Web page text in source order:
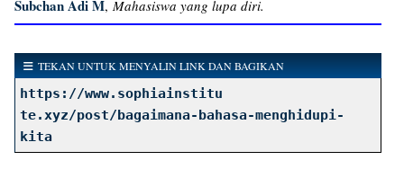
Subchan Adi M, Mahasiswa yang lupa diri.
TEKAN UNTUK MENYALIN LINK DAN BAGIKAN
https://www.sophiainstitu
te.xyz/post/bagaimana-bahasa-menghidupi-
kita